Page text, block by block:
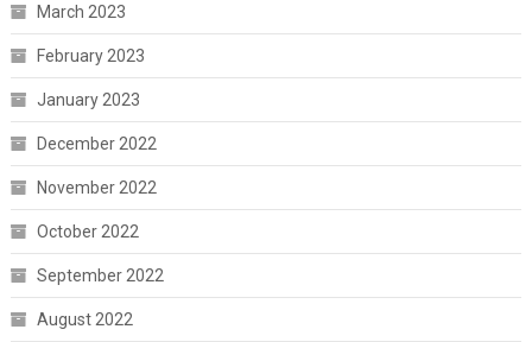
March 2023
February 2023
January 2023
December 2022
November 2022
October 2022
September 2022
August 2022